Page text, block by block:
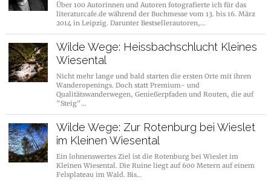
Über 100 Autorinnen und Autoren fotografierte ich für das
literaturcafe.de während der Buchmesse vom 13. bis 16. März
2014 in Leipzig. Darunter Bestsellerautoren,…
Wilde Wege: Heissbachschlucht Kleines
Wiesental
Nicht mehr lange und bald starten die ersten Orte mit ihren
Wanderopenings. Doch statt Premium- und
Qualitätswanderwegen, Genießerpfaden und Routen, die auf
"Steig"…
Wilde Wege: Zur Rotenburg bei Wieslet
im Kleinen Wiesental
Ein lohnenswertes Ziel ist die Rotenburg bei Wieslet im
Kleinen Wiesental. Die Ruine liegt auf 600 Metern auf einem
Felsplateau im Wald. Bis…